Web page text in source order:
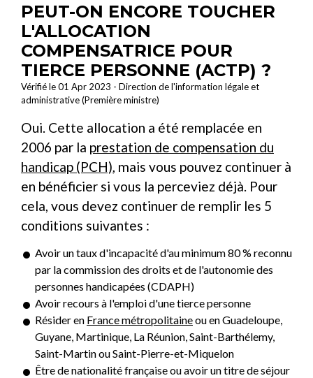
PEUT-ON ENCORE TOUCHER
L'ALLOCATION
COMPENSATRICE POUR
TIERCE PERSONNE (ACTP) ?
Vérifié le 01 Apr 2023 - Direction de l'information légale et
administrative (Première ministre)
Oui. Cette allocation a été remplacée en
2006 par la prestation de compensation du
handicap (PCH), mais vous pouvez continuer à
en bénéficier si vous la perceviez déjà. Pour
cela, vous devez continuer de remplir les 5
conditions suivantes :
Avoir un taux d'incapacité d'au minimum 80 % reconnu
par la commission des droits et de l'autonomie des
personnes handicapées (CDAPH)
Avoir recours à l'emploi d'une tierce personne
Résider en France métropolitaineou en Guadeloupe,
Guyane, Martinique, La Réunion, Saint-Barthélemy,
Saint-Martin ou Saint-Pierre-et-Miquelon
Être de nationalité française ou avoir un titre de séjour